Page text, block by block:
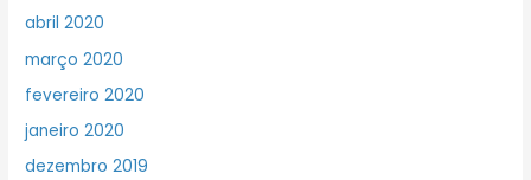
abril 2020
março 2020
fevereiro 2020
janeiro 2020
dezembro 2019